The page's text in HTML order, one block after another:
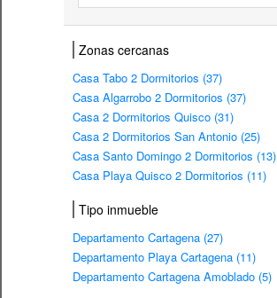
Zonas cercanas
Casa Tabo 2 Dormitorios (37)
Casa Algarrobo 2 Dormitorios (37)
Casa 2 Dormitorios Quisco (31)
Casa 2 Dormitorios San Antonio (25)
Casa Santo Domingo 2 Dormitorios (13)
Casa Playa Quisco 2 Dormitorios (11)
Tipo inmueble
Departamento Cartagena (27)
Departamento Playa Cartagena (11)
Departamento Cartagena Amoblado (5)